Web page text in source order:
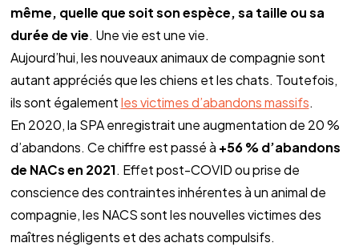
même, quelle que soit son espèce, sa taille ou sa
durée de vie. Une vie est une vie.
Aujourd’hui, les nouveaux animaux de compagnie sont
autant appréciés que les chiens et les chats. Toutefois,
ils sont également les victimes d’abandons massifs.
En 2020, la SPA enregistrait une augmentation de 20 %
d’abandons. Ce chiffre est passé à +56 % d’abandons
de NACs en 2021. Effet post-COVID ou prise de
conscience des contraintes inhérentes à un animal de
compagnie, les NACS sont les nouvelles victimes des
maîtres négligents et des achats compulsifs.